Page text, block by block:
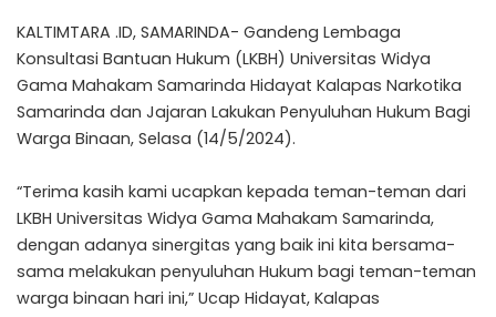
KALTIMTARA .ID, SAMARINDA- Gandeng Lembaga
Konsultasi Bantuan Hukum (LKBH) Universitas Widya
Gama Mahakam Samarinda Hidayat Kalapas Narkotika
Samarinda dan Jajaran Lakukan Penyuluhan Hukum Bagi
Warga Binaan, Selasa (14/5/2024).
“Terima kasih kami ucapkan kepada teman-teman dari
LKBH Universitas Widya Gama Mahakam Samarinda,
dengan adanya sinergitas yang baik ini kita bersama-
sama melakukan penyuluhan Hukum bagi teman-teman
warga binaan hari ini,” Ucap Hidayat, Kalapas